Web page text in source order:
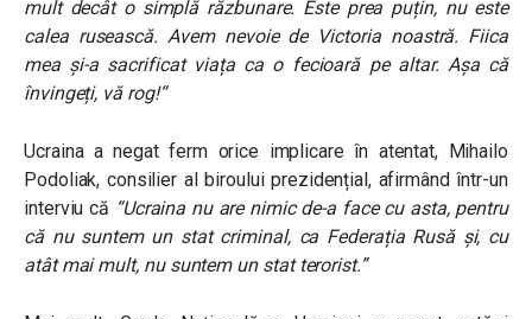
mult decât o simplă răzbunare. Este prea puțin, nu este
calea rusească. Avem nevoie de Victoria noastră. Fiica
mea și-a sacrificat viața ca o fecioară pe altar. Așa că
învingeți, vă rog!“
Ucraina a negat ferm orice implicare în atentat, Mihailo
Podoliak, consilier al biroului prezidențial, afirmând într-un
interviu că “Ucraina nu are nimic de-a face cu asta, pentru
că nu suntem un stat criminal, ca Federația Rusă și, cu
atât mai mult, nu suntem un stat terorist.”